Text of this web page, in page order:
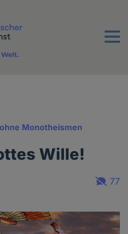
Menu
Monotheismen
Wille!
77